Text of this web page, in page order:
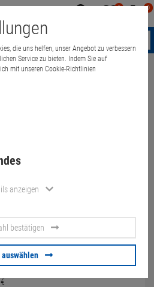
0 0
66 ppm
LAN 100.000
fach
€
die uns helfen, unser Angebot zu verbessern
Service zu bieten. Indem Sie auf
mit unseren Cookie-Richtlinien
anzeigen
bestätigen